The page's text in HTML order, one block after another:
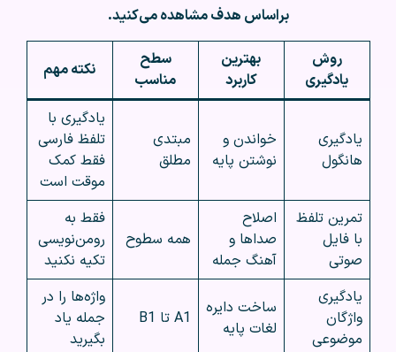
براساس هدف مشاهده می‌کنید.
روش
یادگیری
بهترین
کاربرد
سطح
مناسب
نکته مهم
یادگیری
هانگول
خواندن و
نوشتن پایه
مبتدی
مطلق
یادگیری با
تلفظ فارسی
فقط کمک
موقت است
تمرین تلفظ
با فایل
صوتی
اصلاح
صداها و
آهنگ جمله
همه سطوح
فقط به
رومن‌نویسی
تکیه نکنید
یادگیری
واژگان
موضوعی
ساخت دایره
لغات پایه
A1 تا B1
واژه‌ها را در
جمله یاد
بگیرید